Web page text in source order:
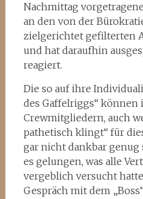
Nachmittag
an den von der
zielgerichtet gefilterten
und hat daraufhin
reagiert.
Die so auf ihre
des Gaffelriggs“
Crewmitgliedern, auch
pathetisch klingt“ für
gar nicht dankbar
es gelungen, was alle
vergeblich versucht
Gespräch mit dem